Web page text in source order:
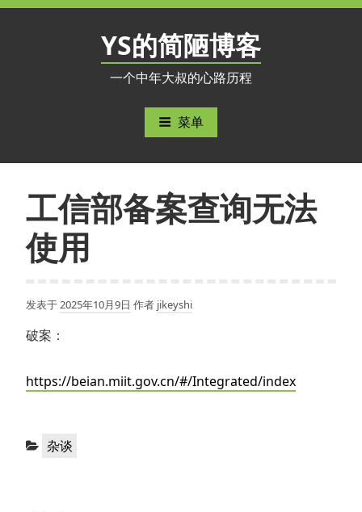
跳
YS的简陋博客
一个中年大叔的心路历程
菜单
工信部备案查询无法
使用
发表于2025年10月9日 作者 jikeyshi
破案：
https://beian.miit.gov.cn/#/Integrated/index
分 杂谈